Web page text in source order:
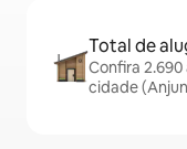
Total de
Confira
cidade